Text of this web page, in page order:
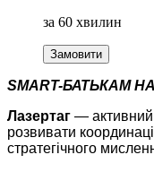
за 60 хвилин
Замовити
SMART-БАТЬКАМ
Лазертаг — активний
розвивати
стратегічного